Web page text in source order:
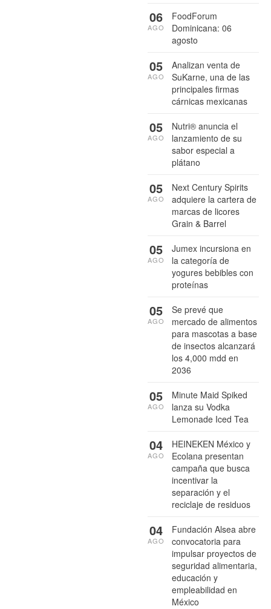
FoodForum
Dominicana: 06
agosto
06
AGO
Analizan venta de
SuKarne, una de las
principales firmas
cárnicas mexicanas
05
AGO
Nutri® anuncia el
lanzamiento de su
sabor especial a
plátano
05
AGO
Next Century Spirits
adquiere la cartera de
marcas de licores
Grain & Barrel
05
AGO
Jumex incursiona en
la categoría de
yogures bebibles con
proteínas
05
AGO
Se prevé que
mercado de alimentos
para mascotas a base
de insectos alcanzará
los 4,000 mdd en
2036
05
AGO
Minute Maid Spiked
lanza su Vodka
Lemonade Iced Tea
05
AGO
HEINEKEN México y
Ecolana presentan
campaña que busca
incentivar la
separación y el
reciclaje de residuos
04
AGO
Fundación Alsea abre
convocatoria para
impulsar proyectos de
seguridad alimentaria,
educación y
empleabilidad en
México
04
AGO